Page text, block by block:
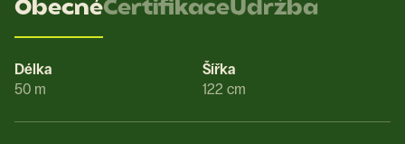
ObecnéCertifikaceÚdržba
Délka
50 m
Šířka
122 cm